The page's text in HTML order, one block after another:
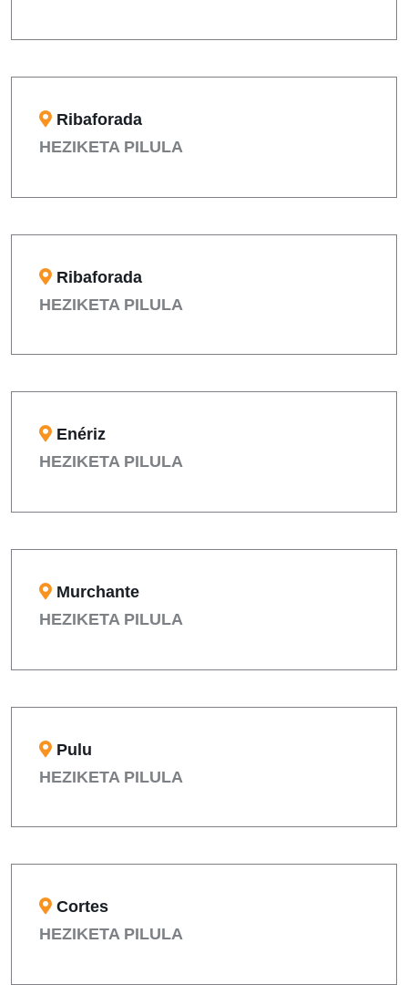
Ribaforada
HEZIKETA PILULA
Ribaforada
HEZIKETA PILULA
Enériz
HEZIKETA PILULA
Murchante
HEZIKETA PILULA
Pulu
HEZIKETA PILULA
Cortes
HEZIKETA PILULA